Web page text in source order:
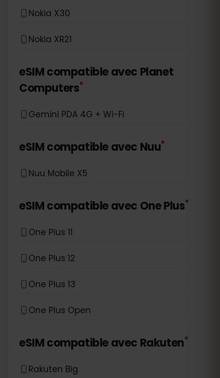
Nokia X30
Nokia XR21
eSIM compatible avec Planet
Computers*
Gemini PDA 4G + Wi-Fi
eSIM compatible avec Nuu*
Nuu Mobile X5
eSIM compatible avec One Plus*
One Plus 11
One Plus 12
One Plus 13
One Plus Open
eSIM compatible avec Rakuten*
Rakuten Big